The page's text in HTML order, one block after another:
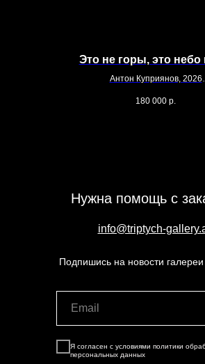
Это не горы, это небо
Антон Куприянов, 2026
60 х 80
180 000 р.
Нужна помощь с
info@triptych-
Подпишись на новости
Я согласен с условиями политики
персональных данных